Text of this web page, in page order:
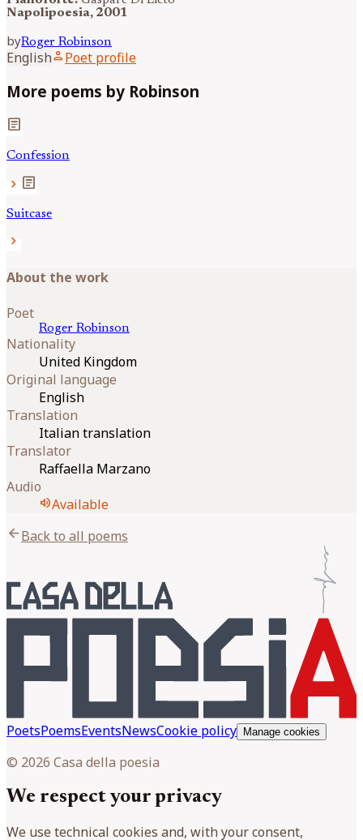
Napolipoesia, 2001
byRoger Robinson
Englishperson Poet profile
More poems by Robinson
article
Confession
chevron_right article
Suitcase
chevron_right
About the work
Poet
Roger Robinson
Nationality
United Kingdom
Original language
English
Translation
Italian translation
Translator
Raffaella Marzano
Audio
volume_upAvailable
arrow_backBack to all poems
PoetsPoemsEventsNewsCookie policy Manage cookies
© 2026 Casa della poesia
We respect your privacy
We use technical cookies and, with your consent,